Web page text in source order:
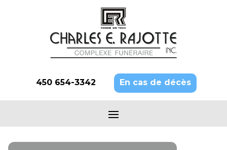
450 654-3342 En cas de décès